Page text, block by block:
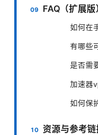
FAQ（扩展版
如何在
有哪些
是否需
加速器
如何保
资源与参考链